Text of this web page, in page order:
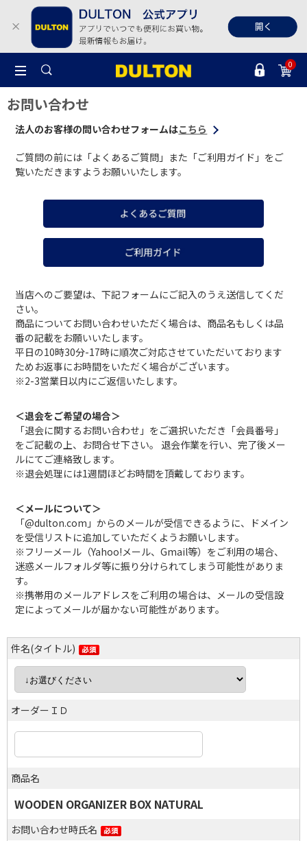
0
お問い合わせ
法人のお客様の問い合わせフォームはこちら
ご質問の前には「よくあるご質問」また「ご利用ガイド」をご
覧いただきますようお願いいたします。
当店へのご要望は、下記フォームにご記入のうえ送信してくだ
さい。
商品についてお問い合わせいただく場合は、商品名もしくは品
番の記載をお願いいたします。
平日の10時30分-17時に順次ご対応させていただいております
ためお返事にお時間をいただく場合がございます。
※2-3営業日以内にご返信いたします。
＜退会をご希望の場合＞
「退会に関するお問い合わせ」をご選択いただき「会員番号」
をご記載の上、お問合せ下さい。 退会作業を行い、完了後メー
ルにてご連絡致します。
※退会処理には1週間ほどお時間を頂戴しております。
＜メールについて＞
「@dulton.com」からのメールが受信できるように、ドメイン
を受信リストに追加していただくようお願いします。
※フリーメール（Yahoo!メール、Gmail等）をご利用の場合、
迷惑メールフォルダ等に振り分けられてしまう可能性がありま
す。
※携帯用のメールアドレスをご利用の場合は、メールの受信設
定によってメールが届かない可能性があります。
件名(タイトル)
オーダーＩＤ
商品名
WOODEN ORGANIZER BOX NATURAL
お問い合わせ時氏名